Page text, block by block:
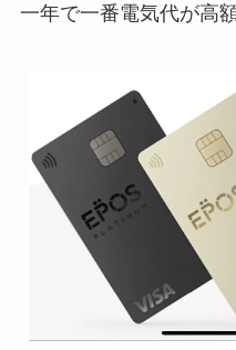
一年で一番電気代が高